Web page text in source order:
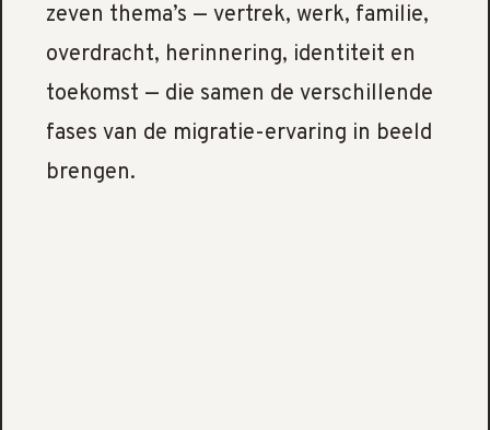
zeven thema’s — vertrek, werk, familie,
overdracht, herinnering, identiteit en
toekomst — die samen de verschillende
fases van de migratie-ervaring in beeld
brengen.